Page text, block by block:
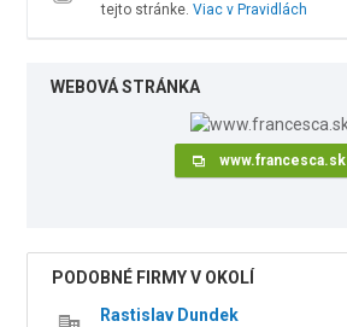
tejto stránke. Viac v Pravidlách
WEBOVÁ STRÁNKA
www.francesca.sk
PODOBNÉ FIRMY V OKOLÍ
Rastislav Dundek